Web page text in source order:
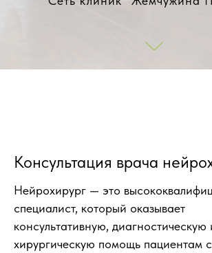
Консультация врача
Нейрохирург — это
специалист, который оказывает
консультативную, диагностическую
хирургическую помощь пациентам с